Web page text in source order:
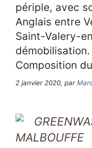
périple, avec
Anglais entre
Saint-Valery-
démobilisation.
Composition
2 janvier 2020, par
MALBOUFFE